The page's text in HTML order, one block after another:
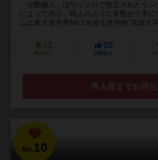
「分数職人」はサイコロで指定されたラ
によって作り、職人のように算数が上手
ムは東大進学率No.1を誇る進学校”筑波大
11
興味あり
10
経験あり
再入荷までお待
No. 10